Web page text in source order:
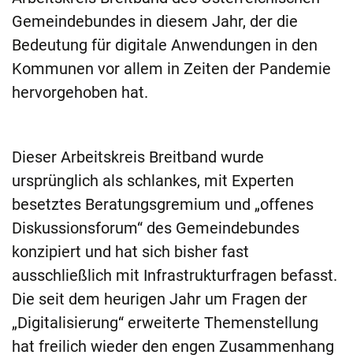
Gemeindebundes in diesem Jahr, der die
Bedeutung für digitale Anwendungen in den
Kommunen vor allem in Zeiten der Pandemie
hervorgehoben hat.
Dieser Arbeitskreis Breitband wurde
ursprünglich als schlankes, mit Experten
besetztes Beratungsgremium und „offenes
Diskussionsforum“ des Gemeindebundes
konzipiert und hat sich bisher fast
ausschließlich mit Infrastrukturfragen befasst.
Die seit dem heurigen Jahr um Fragen der
„Digitalisierung“ erweiterte Themenstellung
hat freilich wieder den engen Zusammenhang